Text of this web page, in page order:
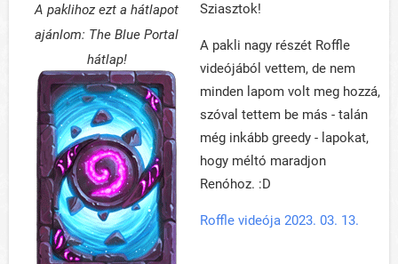
A paklihoz ezt a hátlapot
ajánlom: The Blue Portal
hátlap!
Sziasztok!
A pakli nagy részét Roffle
videójából vettem, de nem
minden lapom volt meg hozzá,
szóval tettem be más - talán
még inkább greedy - lapokat,
hogy méltó maradjon
Renóhoz. :D
Roffle videója 2023. 03. 13.